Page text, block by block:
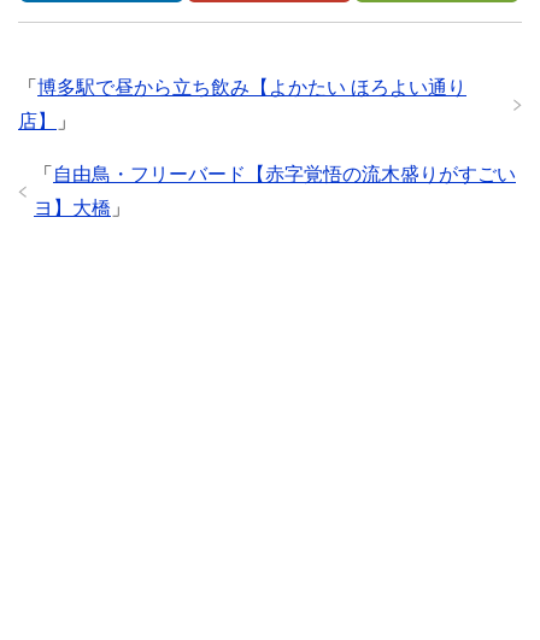
「 博多駅で昼から立ち飲み【よかたい ほろよい通り
店】
」
「 自由鳥・フリーバード【赤字覚悟の流木盛りがすごい
ヨ】大橋 」